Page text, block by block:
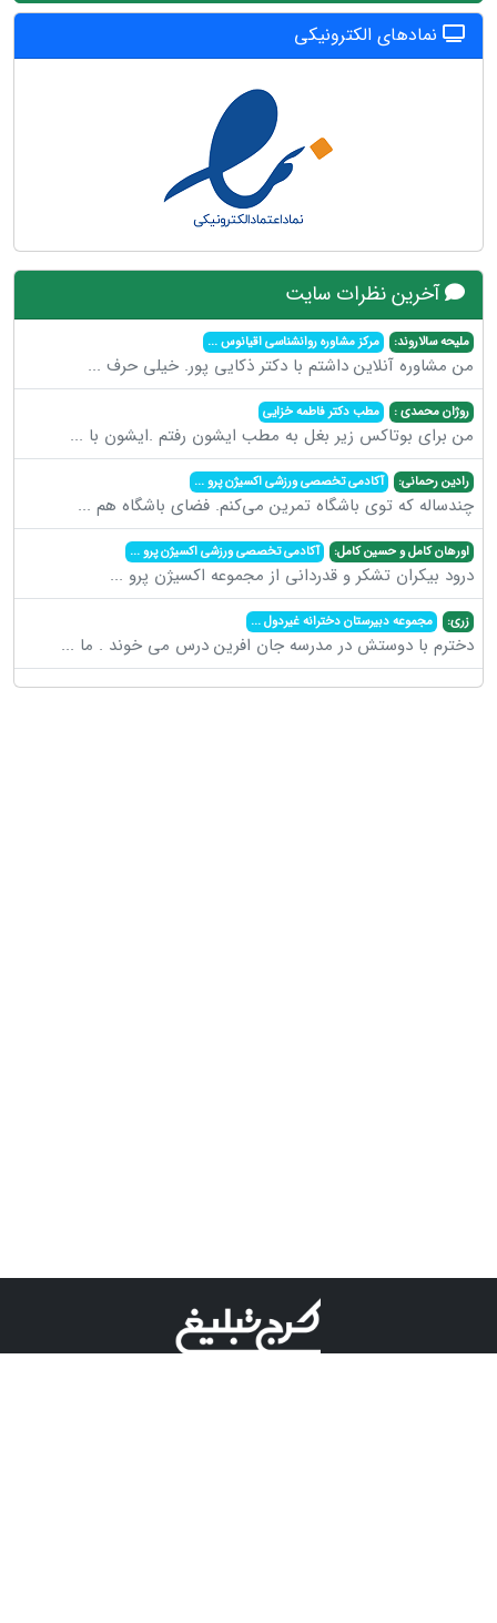
نمادهای الکترونیکی
آخرین نظرات سایت
ملیحه سالاروند: مرکز مشاوره روانشناسی اقیانوس...
من مشاوره آنلاین داشتم با دکتر ذکایی پور. خیلی حرف ...
روژان محمدی : مطب دکتر فاطمه خزایی
من برای بوتاکس زیر بغل به مطب ایشون رفتم .ایشون با ...
رادین رحمانی: آکادمی تخصصی ورزشی اکسیژن پرو...
چندساله که توی باشگاه تمرین می‌کنم. فضای باشگاه هم ...
اورهان کامل و حسین کامل: آکادمی تخصصی ورزشی اکسیژن پرو...
درود بیکران تشکر و قدردانی از مجموعه اکسیژن پرو ...
زری: مجموعه دبیرستان دخترانه غیردول...
دخترم با دوستش در مدرسه جان افرین درس می خوند . ما ...